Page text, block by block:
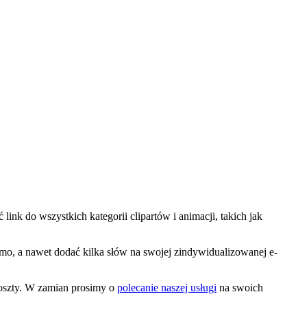
link do wszystkich kategorii clipartów i animacji, takich jak
a nawet dodać kilka słów na swojej zindywidualizowanej e-
W zamian prosimy o polecanie naszej usługi na swoich